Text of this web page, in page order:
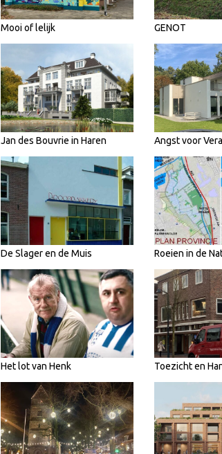
Mooi of lelijk GENOT
Jan des Bouvrie in Haren Angst voor
De Slager en de Muis Roeien in de
Het lot van Henk Toezicht en